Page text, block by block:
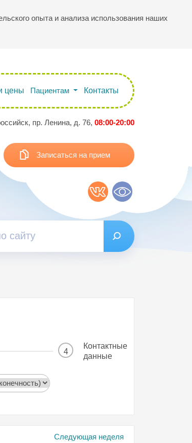
опыта и анализа использования наших
цены Пациентам Контакты
пр. Ленина, д. 76, 08:00-20:00
Записаться на прием
4
Контактные
данные
Следующая неделя